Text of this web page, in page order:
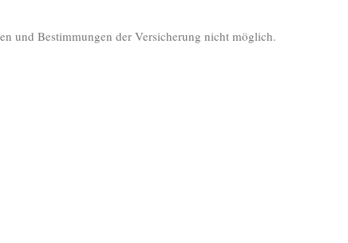
und Bestimmungen der Versicherung nicht möglich.